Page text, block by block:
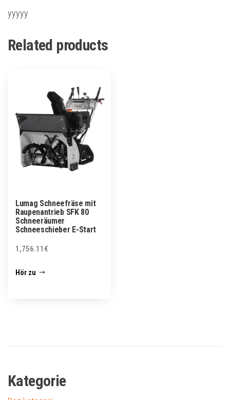
yyyyy
Related products
Lumag Schneefräse mit
Raupenantrieb SFK 80
Schneeräumer
Schneeschieber E-Start
1,756.11 €
Hör zu
Kategorie